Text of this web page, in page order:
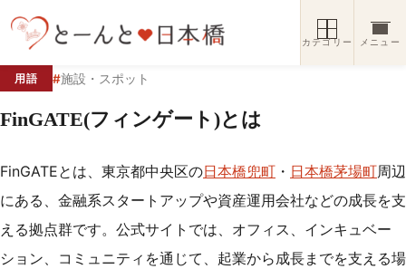
カテゴリー メニュー
用語 #施設・スポット
FinGATE(フィンゲート)とは
FinGATEとは、東京都中央区の日本橋兜町 ・ 日本橋茅場町周辺
にある、金融系スタートアップや資産運用会社などの成長を支
える拠点群です。公式サイトでは、オフィス、インキュベー
ション、コミュニティを通じて、起業から成長までを支える場